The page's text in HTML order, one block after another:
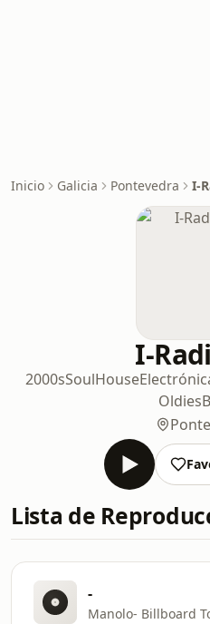
Inicio Galicia Pontevedra I-
I-
2000sSoulHouse
Oldies
Lista de
-